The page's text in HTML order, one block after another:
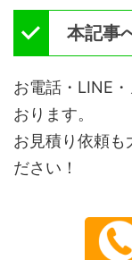
本記事
お電話・LINE
おります。
お見積り依頼も
ださい！